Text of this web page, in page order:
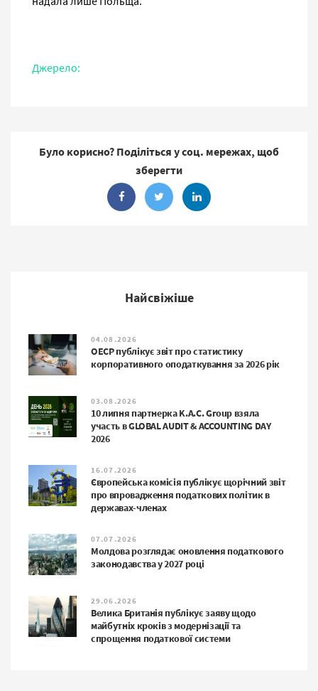
Джерело:
Було корисно? Поділіться у соц. мережах, щоб
зберегти
Найсвіжіше
04.08.2026
ОЕСР публікує звіт про статистику
корпоративного оподаткування за 2026 рік
03.08.2026
10 липня партнерка K.A.C. Group взяла
участь в GLOBAL AUDIT & ACCOUNTING DAY
2026
16.07.2026
Європейська комісія публікує щорічний звіт
про впровадження податкових політик в
державах-членах
07.07.2026
Молдова розглядає оновлення податкового
законодавства у 2027 році
29.06.2026
Велика Британія публікує заяву щодо
майбутніх кроків з модернізації та
спрощення податкової системи